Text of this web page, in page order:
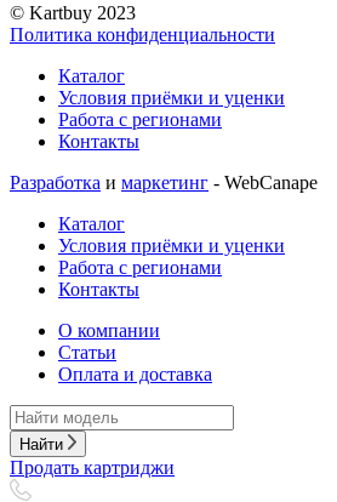
© Kartbuy 2023
Политика конфиденциальности
Каталог
Условия приёмки и уценки
Работа с регионами
Контакты
Разработка и маркетинг - WebCanape
Каталог
Условия приёмки и уценки
Работа с регионами
Контакты
О компании
Статьи
Оплата и доставка
Найти
Продать картриджи